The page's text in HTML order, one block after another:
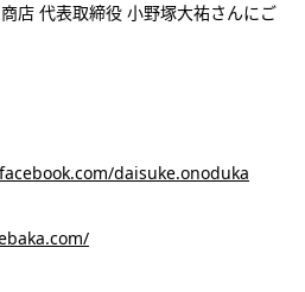
店 代表取締役 小野塚大祐さんにご
daisuke.onoduka